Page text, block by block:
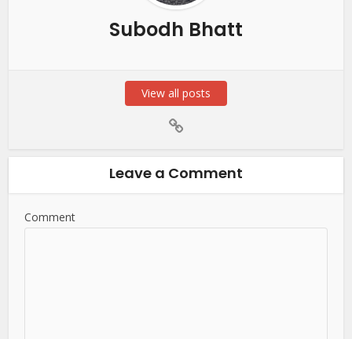
Subodh Bhatt
View all posts
Leave a Comment
Comment